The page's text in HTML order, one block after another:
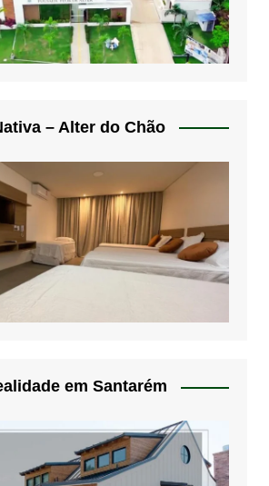
– Alter do Chão
em Santarém